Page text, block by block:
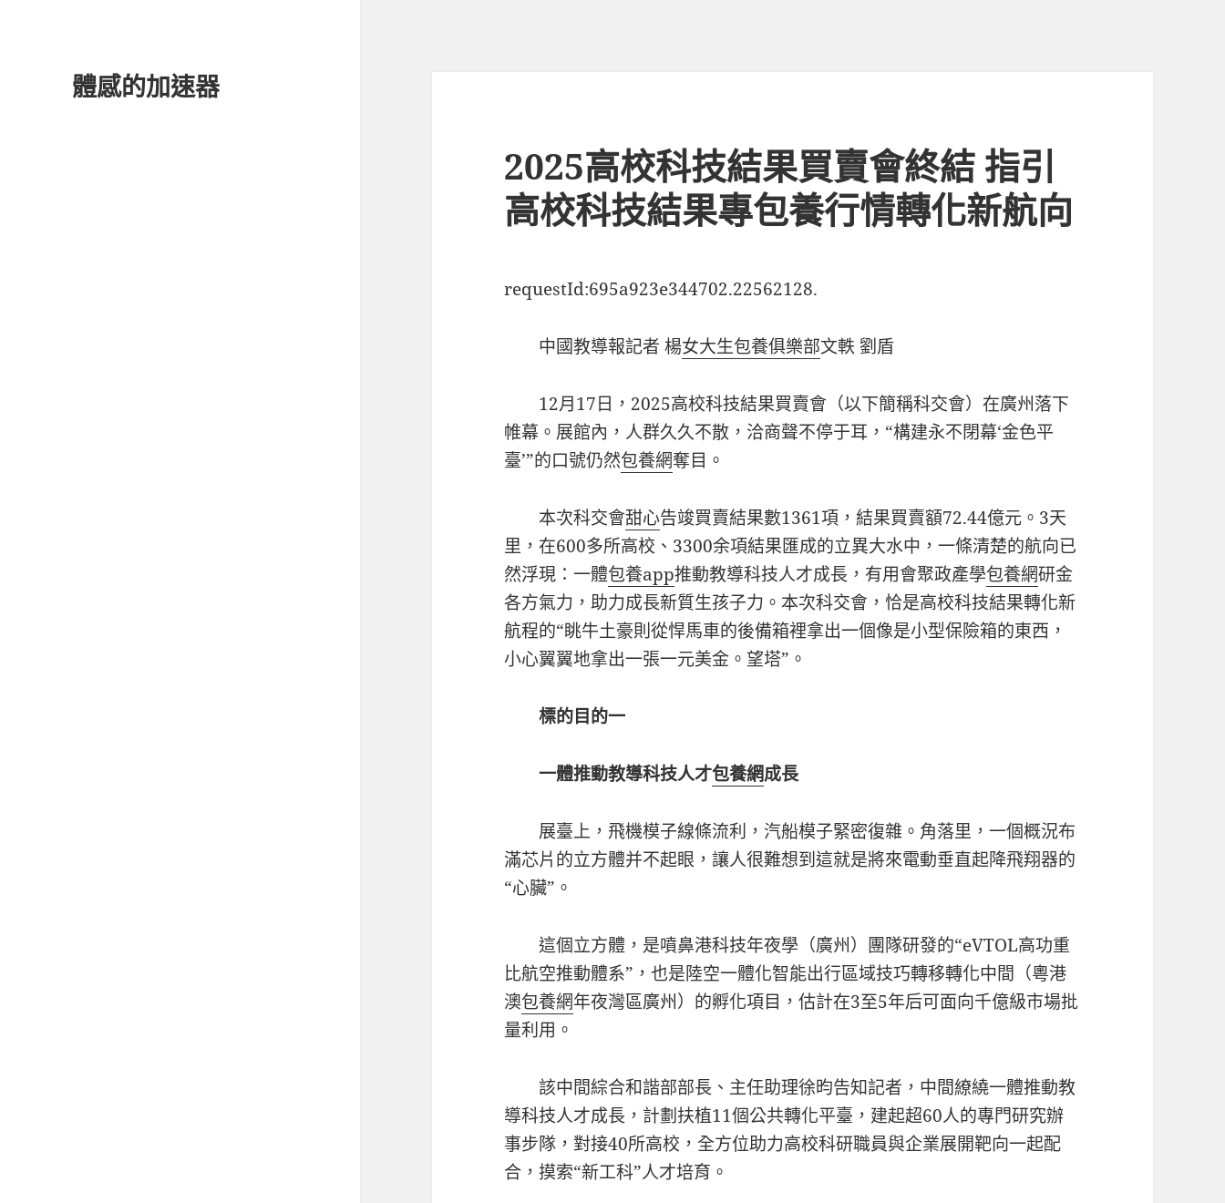
體感的加速器
2025高校科技結果買賣會終結 指引
高校科技結果專包養行情轉化新航向
requestId:695a923e344702.22562128.
中國教導報記者 楊女大生包養俱樂部文軼 劉盾
12月17日，2025高校科技結果買賣會（以下簡稱科交會）在廣州落下
帷幕。展館內，人群久久不散，洽商聲不停于耳，“構建永不閉幕‘金色平
臺’”的口號仍然包養網奪目。
本次科交會甜心告竣買賣結果數1361項，結果買賣額72.44億元。3天
里，在600多所高校、3300余項結果匯成的立異大水中，一條清楚的航向已
然浮現：一體包養app推動教導科技人才成長，有用會聚政產學包養網研金
各方氣力，助力成長新質生孩子力。本次科交會，恰是高校科技結果轉化新
航程的“眺牛土豪則從悍馬車的後備箱裡拿出一個像是小型保險箱的東西，
小心翼翼地拿出一張一元美金。望塔”。
標的目的一
一體推動教導科技人才包養網成長
展臺上，飛機模子線條流利，汽船模子緊密復雜。角落里，一個概況布
滿芯片的立方體并不起眼，讓人很難想到這就是將來電動垂直起降飛翔器的
“心臟”。
這個立方體，是噴鼻港科技年夜學（廣州）團隊研發的“eVTOL高功重
比航空推動體系”，也是陸空一體化智能出行區域技巧轉移轉化中間（粵港
澳包養網年夜灣區廣州）的孵化項目，估計在3至5年后可面向千億級市場批
量利用。
該中間綜合和諧部部長、主任助理徐昀告知記者，中間繚繞一體推動教
導科技人才成長，計劃扶植11個公共轉化平臺，建起超60人的專門研究辦
事步隊，對接40所高校，全方位助力高校科研職員與企業展開靶向一起配
合，摸索“新工科”人才培育。